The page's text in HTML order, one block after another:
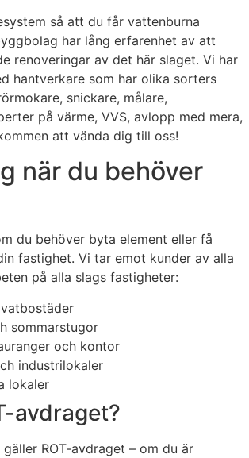
så att du får vattenburna
har lång erfarenhet av att
renoveringar av det här slaget. Vi har
hantverkare som har olika sorters
snickare, målare,
på värme, VVS, avlopp med mera,
att vända dig till oss!
när du behöver
du behöver byta element eller få
fastighet. Vi tar emot kunder av alla
på alla slags fastigheter:
sommarstugor
och kontor
industrilokaler
lokaler
avdraget?
ROT-avdraget – om du är